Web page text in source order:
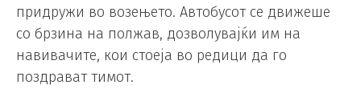
придружи во возењето. Автобусот се движеше
со брзина на полжав, дозволувајќи им на
навивачите, кои стоеја во редици да го
поздрават тимот.